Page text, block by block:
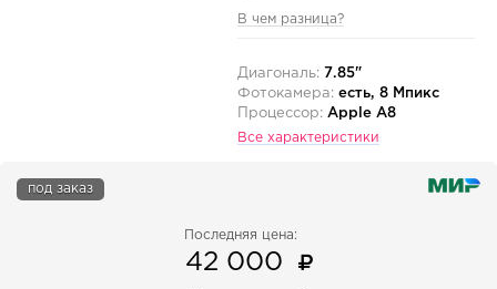
В чем разница?
Диагональ: 7.85"
Фотокамера: есть, 8 Мпикс
Процессор: Apple A8
Все характеристики
под заказ
Последняя цена:
42 000